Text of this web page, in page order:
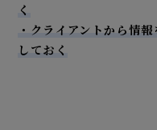
く
・クライアントから情
しておく